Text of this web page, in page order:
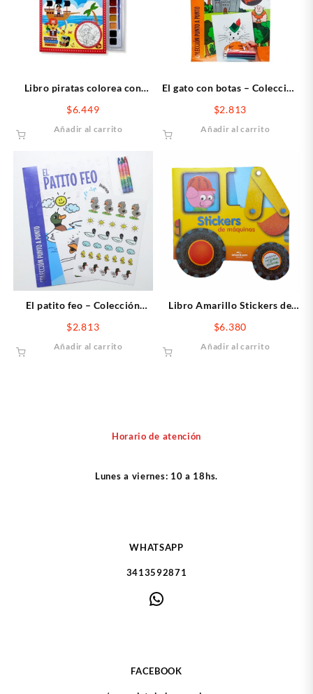
Libro piratas colorea con
acuarelas
$6.449
Añadir al carrito
El gato con botas – Colección
Punto a punto
$2.813
Añadir al carrito
El patito feo – Colección
$2.813
Añadir al carrito
Libro Amarillo Stickers de
$6.380
Añadir al carrito
Horario de atención
Lunes a viernes: 10 a 18hs.
WHATSAPP
3413592871
WhatsApp
FACEBOOK